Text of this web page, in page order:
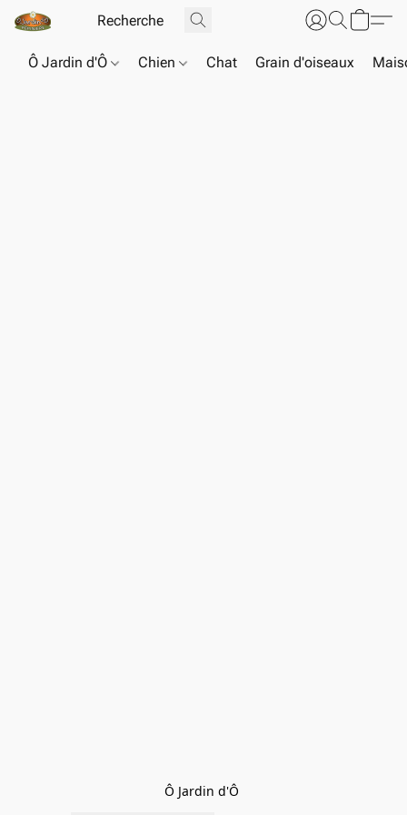
Ô Jardin d'Ô Chien Chat Grain d'oiseaux
Ô Jardin d'Ô